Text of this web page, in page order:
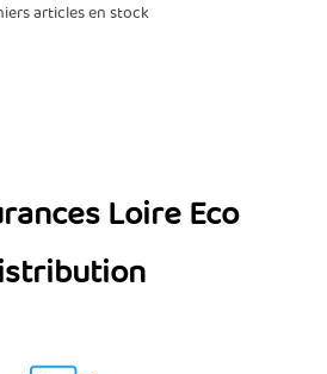
articles en stock
Loire Eco